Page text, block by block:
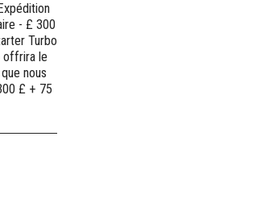
- £ 300
Turbo
offrira le
nous
£ + 75